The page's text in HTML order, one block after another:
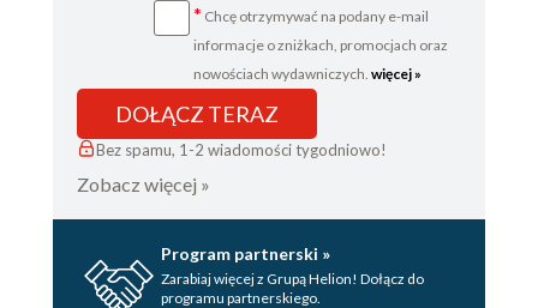
* Chcę otrzymywać na podany e-mail
informacje o zniżkach, promocjach oraz
nowościach wydawniczych. więcej »
DOŁĄCZ TERAZ
Bez spamu, 1-2 wiadomości tygodniowo!
Zobacz więcej »
Program partnerski »
Zarabiaj więcej z Grupą Helion! Dołącz do
programu partnerskiego.